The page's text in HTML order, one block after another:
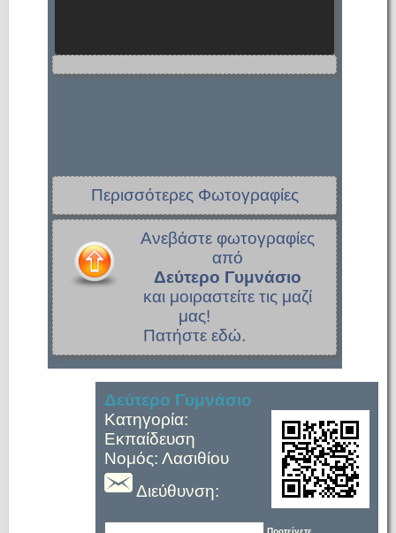
Περισσότερες Φωτογραφίες
Ανεβάστε φωτογραφίες
από
Δεύτερο Γυμνάσιο
και μοιραστείτε τις μαζί
μας!
Πατήστε εδώ.
Δεύτερο Γυμνάσιο
Κατηγορία:
Εκπαίδευση
Νομός: Λασιθίου
Διεύθυνση:
Προτείνετε